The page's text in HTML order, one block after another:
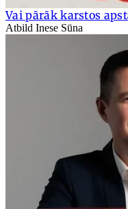
Vai pārāk karstos
Atbild Inese Sūna